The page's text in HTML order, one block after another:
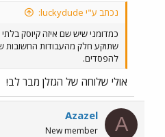
נכתב ע"י luckydude:
כמדומני שיש שם איזה קיוסק בלתי
שתוקע חלק מהעבודות החשובות
להפסדים.
אולי שלוחה של הגזלן מבר לב!
A
Azazel
New member